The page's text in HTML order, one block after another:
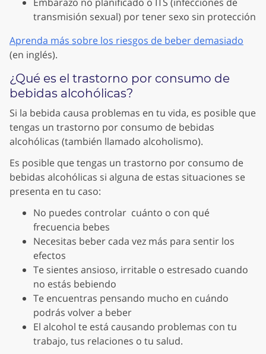
transmisión sexual) por tener sexo sin protección
Aprenda más sobre los riesgos de beber demasiado
(en inglés).
¿Qué es el trastorno por consumo de
bebidas alcohólicas?
Si la bebida causa problemas en tu vida, es posible que
tengas un trastorno por consumo de bebidas
alcohólicas (también llamado alcoholismo).
Es posible que tengas un trastorno por consumo de
bebidas alcohólicas si alguna de estas situaciones se
presenta en tu caso:
No puedes controlar cuánto o con qué
frecuencia bebes
Necesitas beber cada vez más para sentir los
efectos
Te sientes ansioso, irritable o estresado cuando
no estás bebiendo
Te encuentras pensando mucho en cuándo
podrás volver a beber
El alcohol te está causando problemas con tu
trabajo, tus relaciones o tu salud.